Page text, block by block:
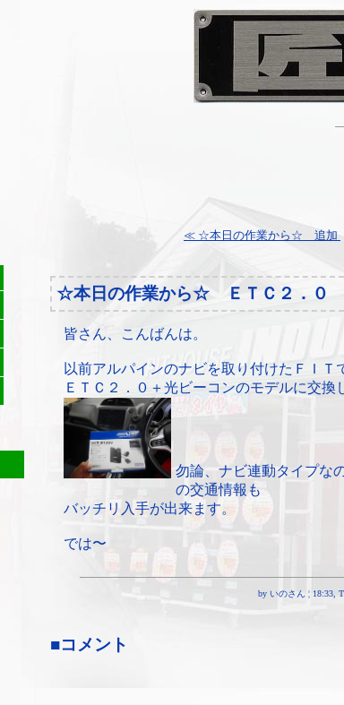
≪ ☆本日の作業から☆ 追加
☆本日の作業から☆ ＥＴＣ２．０
皆さん、こんばんは。
以前アルパインのナビを取り付けたＦＩ
ＥＴＣ２．０＋光ビーコンのモデルに交換
勿論、ナビ連動タイプな
の交通情報も
バッチリ入手が出来ます。
では〜
by いのさん ¦ 18:33,
■コメント